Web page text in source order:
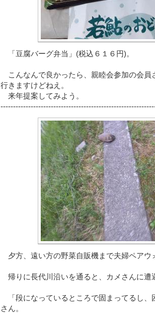
「豆腐バーグ弁当」(税込６１６円)。
こんなんで良かったら、親睦会参加の会員
行きますけどねえ。
来年提案してみよう。
夕方、遠い方の野菜自販機まで夫婦ペアウ
帰りに長代川沿いを通ると、カメさんに遭
「段になっているところで固まってるし、
さん。